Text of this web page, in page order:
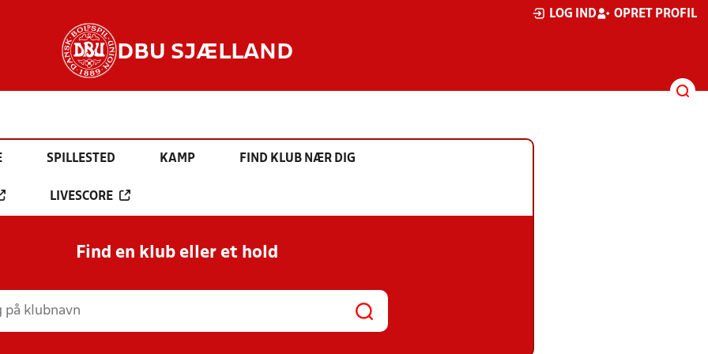
LOG IND OPRET PROFIL
DBU SJÆLLAND
SPILLESTED KAMP FIND KLUB NÆR DIG
LIVESCORE
Find en klub eller et hold